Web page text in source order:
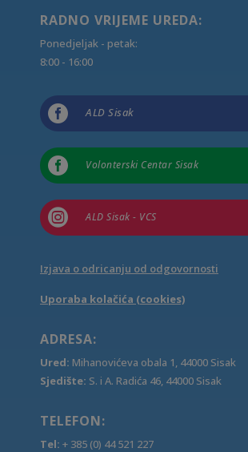
RADNO VRIJEME UREDA:
Ponedjeljak - petak:
8:00 - 16:00
 ALD Sisak
 Volonterski Centar Sisak
 ALD Sisak - VCS
Izjava o odricanju od odgovornosti
Uporaba kolačića (cookies)
ADRESA:
Ured: Mihanovićeva obala 1, 44000 Sisak
Sjedište: S. i A. Radića 46, 44000 Sisak
TELEFON:
Tel: + 385 (0) 44 521 227